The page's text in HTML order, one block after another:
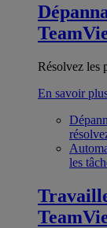
Résolvez les
En savoir
les